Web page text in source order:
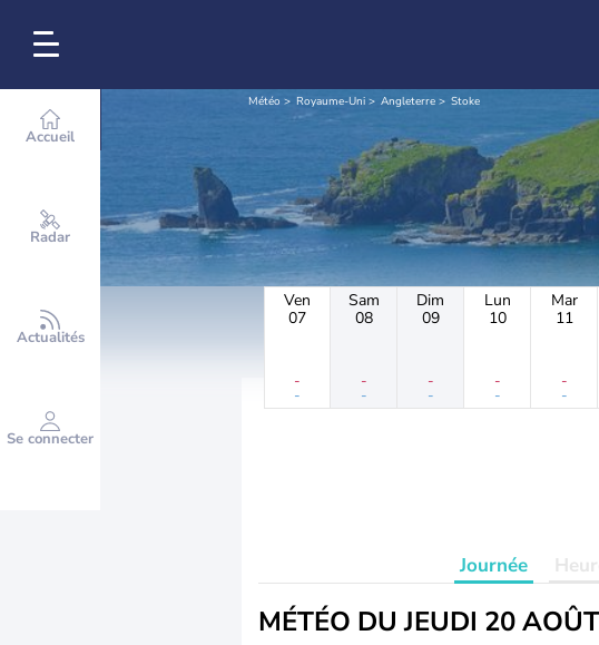
Accueil
Radar
Actualités
Se connecter
Météo Royaume-Uni Angleterre Stoke
Ven
07
-
-
Sam
08
-
-
Dim
09
-
-
Lun
10
-
-
Mar
11
-
-
Journée
MÉTÉO DU JEUDI 20 AOÛT